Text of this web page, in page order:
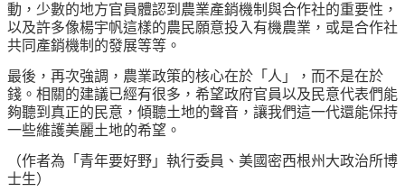
動，少數的地方官員體認到農業產銷機制與合作社的重要性，
以及許多像楊宇帆這樣的農民願意投入有機農業，或是合作社
共同產銷機制的發展等等。
最後，再次強調，農業政策的核心在於「人」，而不是在於
錢。相關的建議已經有很多，希望政府官員以及民意代表們能
夠聽到真正的民意，傾聽土地的聲音，讓我們這一代還能保持
一些維護美麗土地的希望。
（作者為「青年要好野」執行委員、美國密西根州大政治所博
士生）